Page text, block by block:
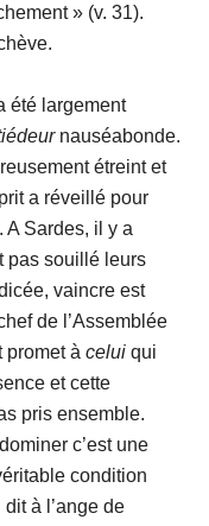
» (v. 31).
largement
nauséabonde.
étreint et
a réveillé pour
A Sardes, il y a
pas souillé leurs
vaincre est
de l’Assemblée
promet àcelui qui
et cette
pris ensemble.
c’est une
condition
dit à l’ange de